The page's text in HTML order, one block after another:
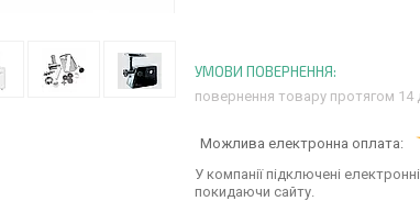
повернення товару протягом 14
У компанії підключені
покидаючи сайту.